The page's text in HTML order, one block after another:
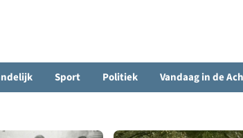
Sport Politiek Vandaag in de